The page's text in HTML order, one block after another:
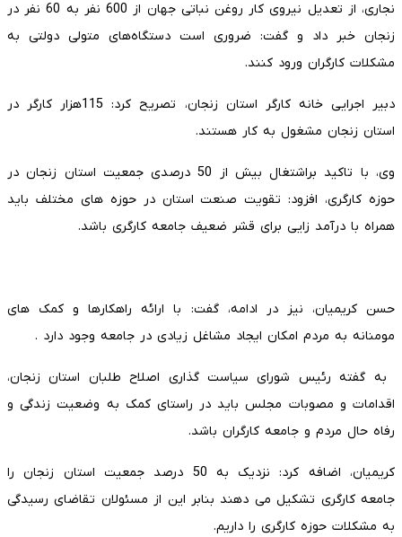
نجاری، از تعدیل نیروی کار روغن نباتی جهان از 600 نفر به 60 نفر در
زنجان خبر داد و گفت: ضروری است دستگاه‌های متولی دولتی به
مشکلات کارگران ورود کنند.
دبیر اجرایی خانه کارگر استان زنجان، تصریح کرد: 115هزار کارگر در
استان زنجان مشغول به کار هستند.
وی، با تاکید براشتغال بیش از 50 درصدی جمعیت استان زنجان در
حوزه کارگری، افزود: تقویت صنعت استان در حوزه های مختلف باید
همراه با درآمد زایی برای قشر ضعیف جامعه کارگری باشد.
حسن کریمیان، نیز در ادامه، گفت: با ارائه راهکارها و کمک های
مومنانه به مردم امکان ایجاد مشاغل زیادی در جامعه وجود دارد .
به گفته رئیس شورای سیاست گذاری اصلاح طلبان استان زنجان،
اقدامات و مصوبات مجلس باید در راستای کمک به وضعیت زندگی و
رفاه حال مردم و جامعه کارگران باشد.
کریمیان، اضافه کرد: نزدیک به 50 درصد جمعیت استان زنجان را
جامعه کارگری تشکیل می دهند بنابر این از مسئولان تقاضای رسیدگی
به مشکلات حوزه کارگری را داریم.